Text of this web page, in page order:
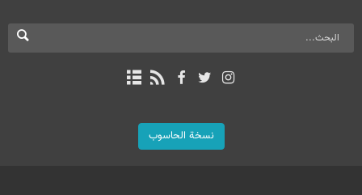
نسخة الحاسوب